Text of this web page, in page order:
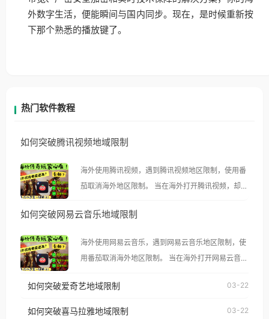
外数字生活，便能瞬间与国内同步。现在，是时候重新按
下那个熟悉的播放键了。
热门软件教程
如何突破腾讯视频地域限制
海外使用腾讯视频，遇到腾讯视频地区限制，使用番
茄取消海外地区限制。 当在海外打开腾讯视频，却突
示语。 海外用户如香港、澳门、台湾、美国、加拿
像其他音乐平台一样，出现地区及版权限制问题，且
仅能在中国大陆地区播放。 遇到这个问题的朋友们，
台湾、美国、加拿大、澳大利亚、欧洲等国家和地区
如何突破网易云音乐地域限制
海外使用网易云音乐，遇到网易云音乐地区限制，使
用番茄取消海外地区限制。 当在海外打开网易云音
播放”的提示语。 海外用户如香港、澳门、台湾、美
如何突破爱奇艺地域限制 03-22
如何突破喜马拉雅地域限制 03-22